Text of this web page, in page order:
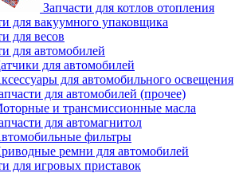
Запчасти для котлов отопления
для вакуумного упаковщика
для весов
для автомобилей
для автомобилей
для автомобильного освещения
для автомобилей (прочее)
и трансмиссионные масла
для автомагнитол
фильтры
ремни для автомобилей
для игровых приставок